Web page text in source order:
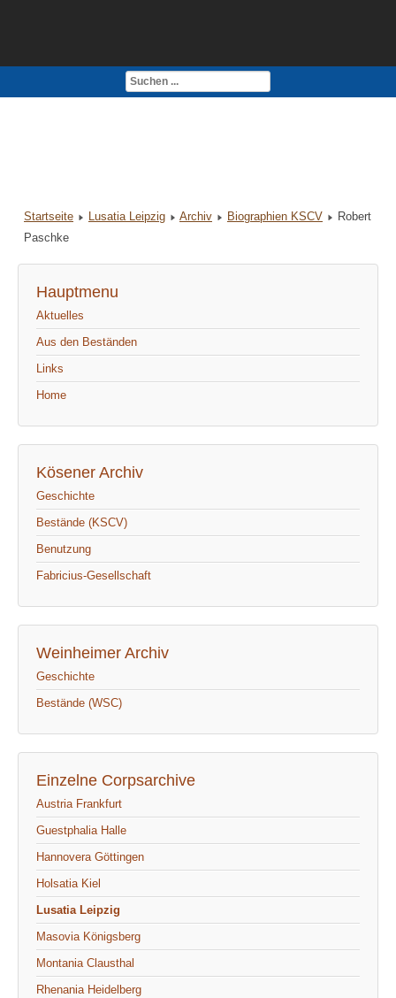
Impressum
Startseite Lusatia Leipzig Archiv Biographien KSCV
Robert
Paschke
Hauptmenu
Aktuelles
Aus den Beständen
Links
Home
Kösener Archiv
Geschichte
Bestände (KSCV)
Benutzung
Fabricius-Gesellschaft
Weinheimer Archiv
Geschichte
Bestände (WSC)
Einzelne Corpsarchive
Austria Frankfurt
Guestphalia Halle
Hannovera Göttingen
Holsatia Kiel
Lusatia Leipzig
Masovia Königsberg
Montania Clausthal
Rhenania Heidelberg